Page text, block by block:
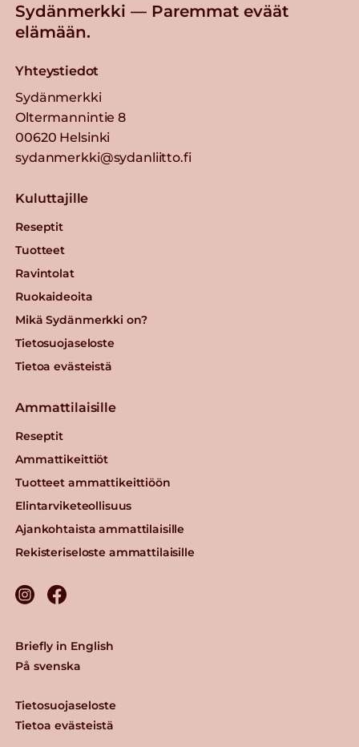
Sydänmerkki — Paremmat eväät
elämään.
Yhteystiedot
Sydänmerkki
Oltermannintie 8
00620 Helsinki
sydanmerkki@sydanliitto.fi
Kuluttajille
Reseptit
Tuotteet
Ravintolat
Ruokaideoita
Mikä Sydänmerkki on?
Tietosuojaseloste
Tietoa evästeistä
Ammattilaisille
Reseptit
Ammattikeittiöt
Tuotteet ammattikeittiöön
Elintarviketeollisuus
Ajankohtaista ammattilaisille
Rekisteriseloste ammattilaisille
Tietosuojaseloste
Tietoa evästeistä
Briefly in English
På svenska